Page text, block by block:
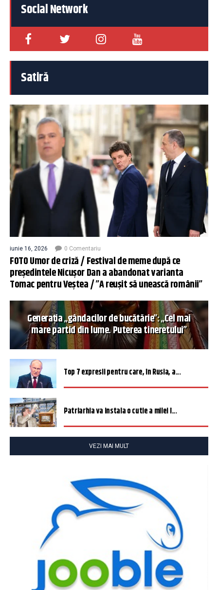
Social Network
Satiră
iunie 16, 2026 0 Comentariu
FOTO Umor de criză / Festival de meme după ce
președintele Nicușor Dan a abandonat varianta
Tomac pentru Veștea / ”A reușit să unească românii”
Generația „gândacilor de bucătărie”: „Cel mai
mare partid din lume. Puterea tineretului”
Top 7 expresii pentru care, în Rusia, a...
Patriarhia va instala o cutie a milei î...
VEZI MAI MULT